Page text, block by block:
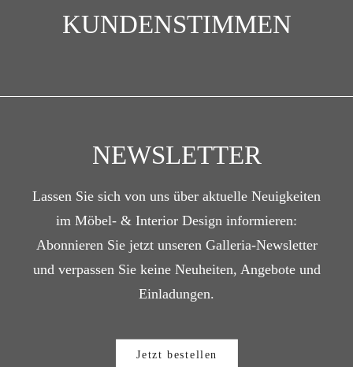
KUNDENSTIMMEN
NEWSLETTER
Lassen Sie sich von uns über aktuelle Neuigkeiten
im Möbel- & Interior Design informieren:
Abonnieren Sie jetzt unseren Galleria-Newsletter
und verpassen Sie keine Neuheiten, Angebote und
Einladungen.
Jetzt bestellen